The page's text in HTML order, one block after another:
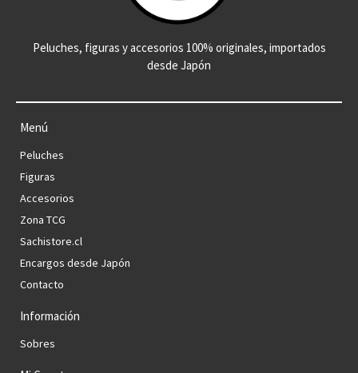
Peluches, figuras y accesorios 100% originales, importados
desde Japón
Menú
Peluches
Figuras
Accesorios
Zona TCG
Sachistore.cl
Encargos desde Japón
Contacto
Información
Sobres